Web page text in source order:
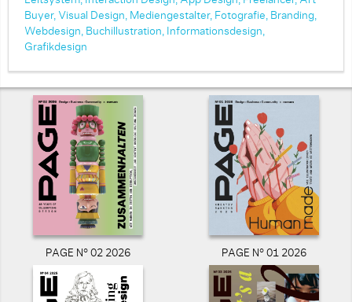
Buyer, Visual Design, Mediengestalter, Fotografie, Branding,
Webdesign, Buchillustration, Informationsdesign,
Grafikdesign
PAGE N° 02 2026 PAGE N° 01 2026